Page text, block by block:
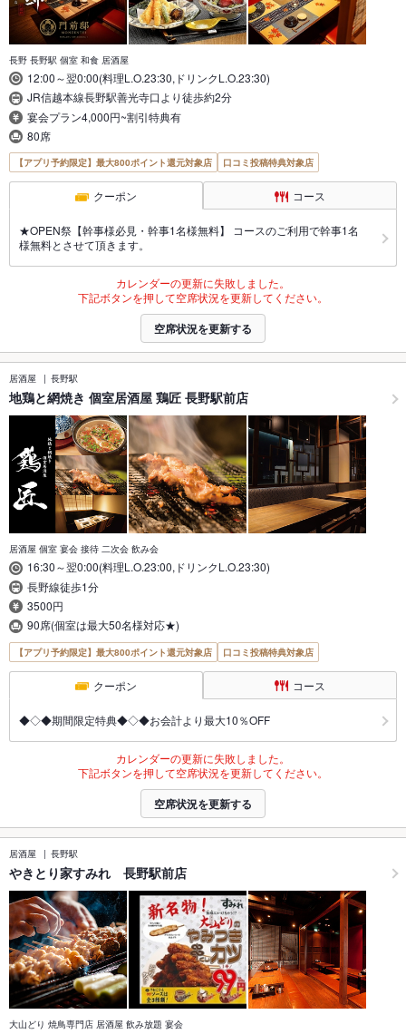
長野 長野駅 個室 和食 居酒屋
12:00～翌0:00(料理L.O.23:30,ドリンクL.O.23:30)
JR信越本線長野駅善光寺口より徒歩約2分
宴会プラン4,000円~割引特典有
80席
【アプリ予約限定】最大800ポイント還元対象店 口コミ投稿特典対象店
クーポン コース
★OPEN祭【幹事様必見・幹事1名様無料】 コースのご利用で幹事1名
様無料とさせて頂きます。
カレンダーの更新に失敗しました。
下記ボタンを押して空席状況を更新してください。
空席状況を更新する
居酒屋 長野駅
地鶏と網焼き 個室居酒屋 鶏匠 長野駅前店
居酒屋 個室 宴会 接待 二次会 飲み会
16:30～翌0:00(料理L.O.23:00,ドリンクL.O.23:30)
長野線徒歩1分
3500円
90席(個室は最大50名様対応★)
【アプリ予約限定】最大800ポイント還元対象店 口コミ投稿特典対象店
クーポン コース
◆◇◆期間限定特典◆◇◆お会計より最大10％OFF
カレンダーの更新に失敗しました。
下記ボタンを押して空席状況を更新してください。
空席状況を更新する
居酒屋 長野駅
やきとり家すみれ 長野駅前店
大山どり 焼鳥専門店 居酒屋 飲み放題 宴会